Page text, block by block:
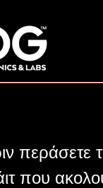
περάσετε
που